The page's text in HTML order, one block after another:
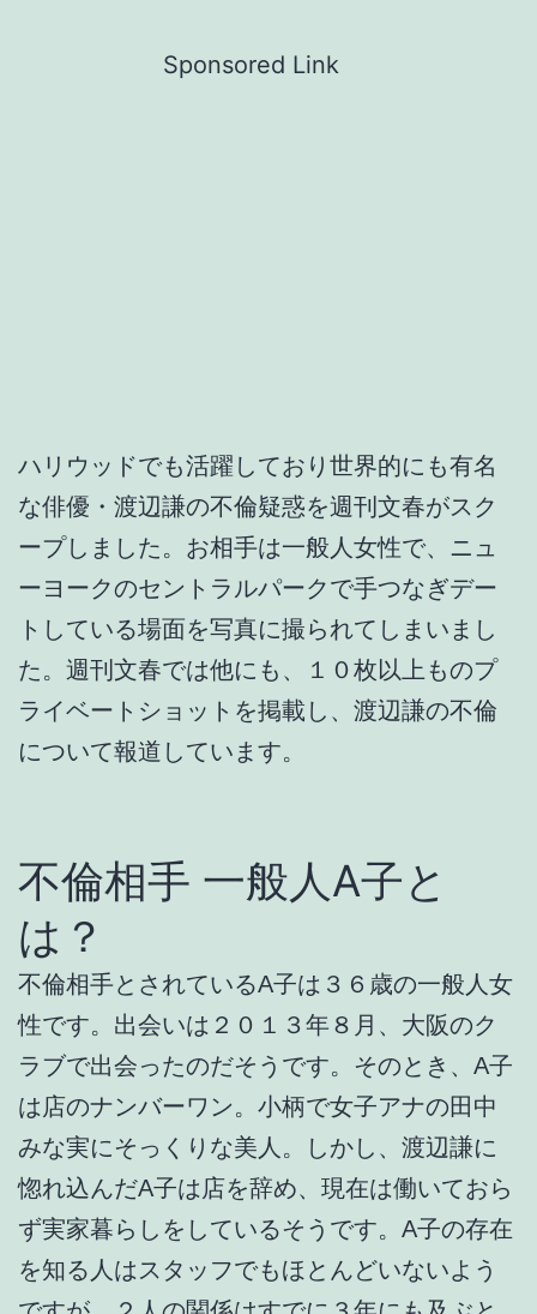
Sponsored Link
ハリウッドでも活躍しており世界的にも有名
な俳優・渡辺謙の不倫疑惑を週刊文春がスク
ープしました。お相手は一般人女性で、ニュ
ーヨークのセントラルパークで手つなぎデー
トしている場面を写真に撮られてしまいまし
た。週刊文春では他にも、１０枚以上ものプ
ライベートショットを掲載し、渡辺謙の不倫
について報道しています。
不倫相手 一般人A子と
は？
不倫相手とされているA子は３６歳の一般人女
性です。出会いは２０１３年８月、大阪のク
ラブで出会ったのだそうです。そのとき、A子
は店のナンバーワン。小柄で女子アナの田中
みな実にそっくりな美人。しかし、渡辺謙に
惚れ込んだA子は店を辞め、現在は働いておら
ず実家暮らしをしているそうです。A子の存在
を知る人はスタッフでもほとんどいないよう